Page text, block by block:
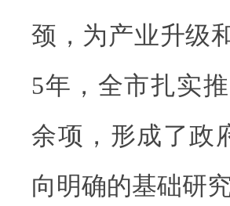
颈，为产业升级
5年，全市扎实
余项，形成了政
向明确的基础研